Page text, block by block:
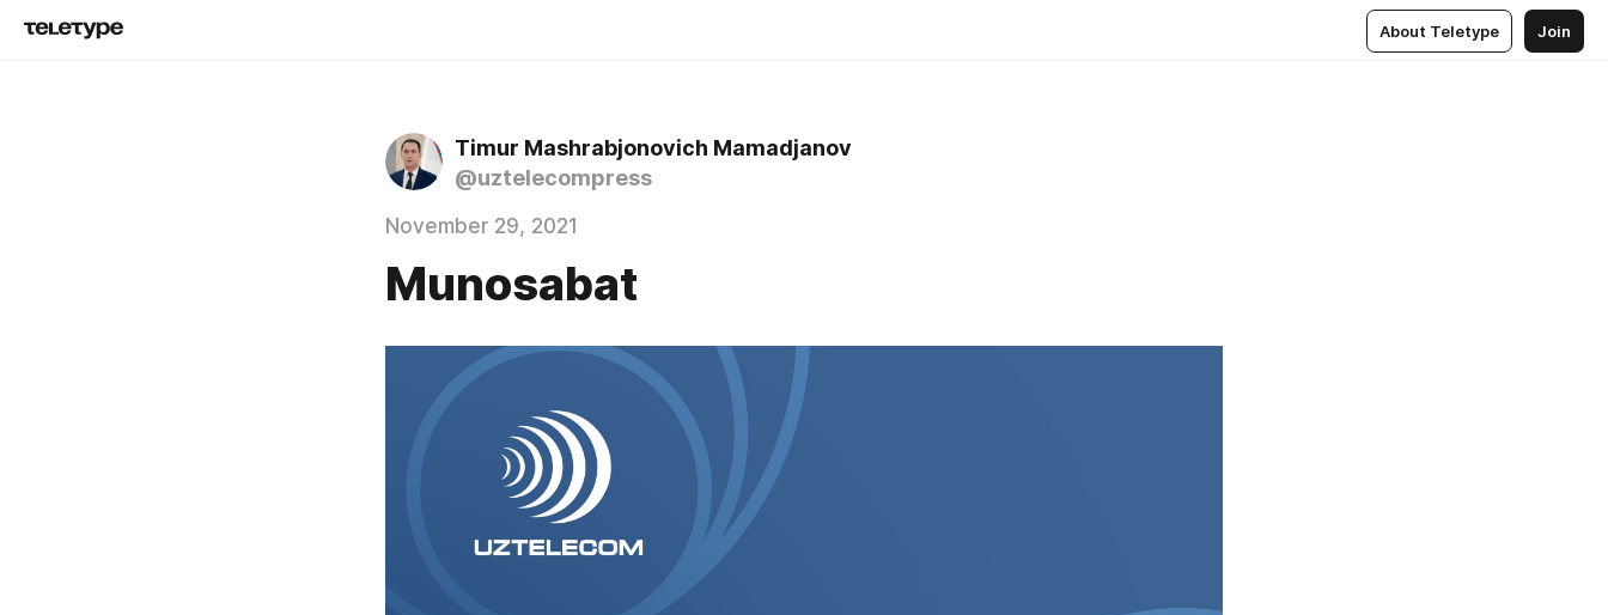
About Teletype Join
Timur Mashrabjonovich Mamadjanov
@uztelecompress
November 29, 2021
Munosabat